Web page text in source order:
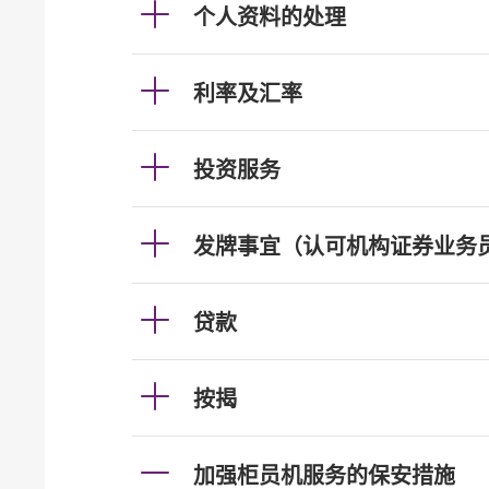
个人资料的处理
利率及汇率
投资服务
发牌事宜（认可机构证券业务
贷款
按揭
加强柜员机服务的保安措施